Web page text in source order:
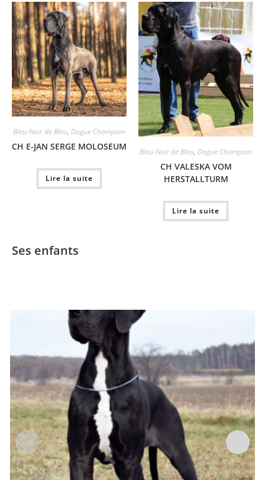
Bleu-Noir de Bleu, Dogue Champion
CH E-JAN SERGE MOLOSEUM
Lire la suite
Bleu-Noir de Bleu, Dogue Champion
CH VALESKA VOM
HERSTALLTURM
Lire la suite
Ses enfants